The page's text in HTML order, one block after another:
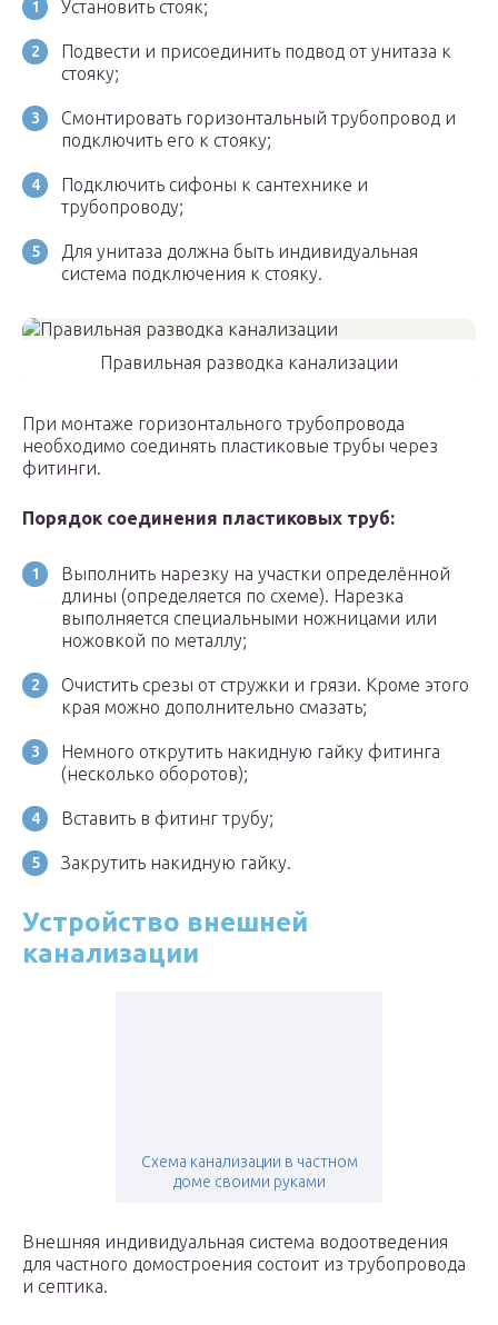
Установить стояк;
Подвести и присоединить подвод от унитаза к
стояку;
Смонтировать горизонтальный трубопровод и
подключить его к стояку;
Подключить сифоны к сантехнике и
трубопроводу;
Для унитаза должна быть индивидуальная
система подключения к стояку.
Правильная разводка канализации
При монтаже горизонтального трубопровода
необходимо соединять пластиковые трубы через
фитинги.
Порядок соединения пластиковых труб:
Выполнить нарезку на участки определённой
длины (определяется по схеме). Нарезка
выполняется специальными ножницами или
ножовкой по металлу;
Очистить срезы от стружки и грязи. Кроме этого
края можно дополнительно смазать;
Немного открутить накидную гайку фитинга
(несколько оборотов);
Вставить в фитинг трубу;
Закрутить накидную гайку.
Устройство внешней
канализации
Схема канализации в частном
доме своими руками
Внешняя индивидуальная система водоотведения
для частного домостроения состоит из трубопровода
и септика.